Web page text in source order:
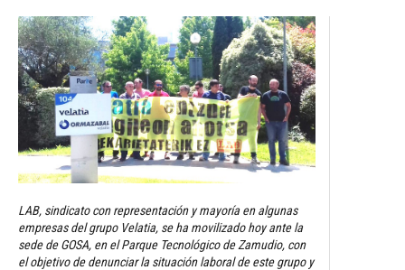
LAB, sindicato con representación y mayoría en algunas
empresas del grupo Velatia, se ha movilizado hoy ante la
sede de GOSA, en el Parque Tecnológico de Zamudio, con
el objetivo de denunciar la situación laboral de este grupo y